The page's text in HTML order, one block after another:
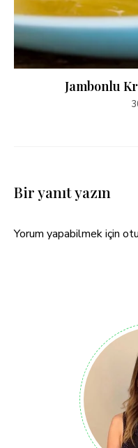
Jambonlu
Bir yanıt yazın
Yorum yapabilmek için